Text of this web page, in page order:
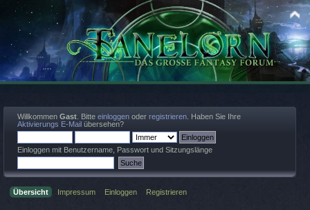
Willkommen Gast . Bitte einloggen oder registrieren . Haben Sie Ihre
Aktivierungs E-Mail übersehen?
Einloggen mit Benutzername, Passwort und Sitzungslänge
Übersicht Impressum Einloggen Registrieren